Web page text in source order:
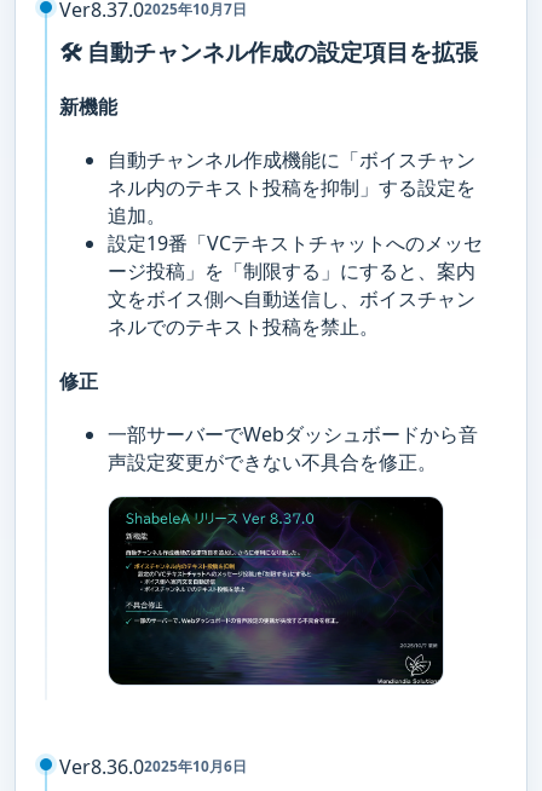
Ver8.37.02025年10月7日
🛠️ 自動チャンネル作成の設定項目を拡張
新機能
自動チャンネル作成機能に「ボイスチャン
ネル内のテキスト投稿を抑制」する設定を
追加。
設定19番「VCテキストチャットへのメッセ
ージ投稿」を「制限する」にすると、案内
文をボイス側へ自動送信し、ボイスチャン
ネルでのテキスト投稿を禁止。
修正
一部サーバーでWebダッシュボードから音
声設定変更ができない不具合を修正。
Ver8.36.02025年10月6日